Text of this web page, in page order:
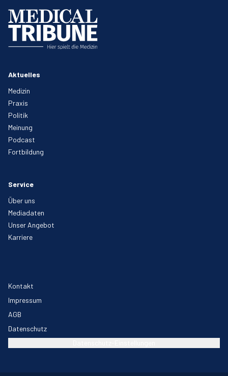
Aktuelles
Medizin
Praxis
Politik
Meinung
Podcast
Fortbildung
Service
Über uns
Mediadaten
Unser Angebot
Karriere
Kontakt
Impressum
AGB
Datenschutz